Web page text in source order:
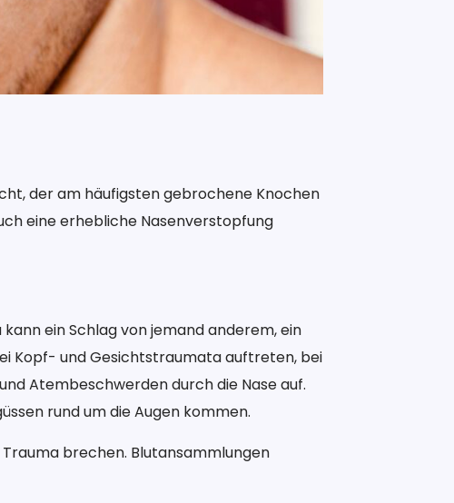
der am häufigsten gebrochene Knochen
eine erhebliche Nasenverstopfung
ein Schlag von jemand anderem, ein
Kopf- und Gesichtstraumata auftreten, bei
Atembeschwerden durch die Nase auf.
rund um die Augen kommen.
brechen. Blutansammlungen